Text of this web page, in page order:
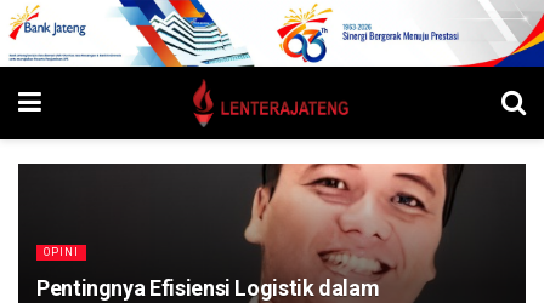
OPINI
Pentingnya Efisiensi Logistik dalam